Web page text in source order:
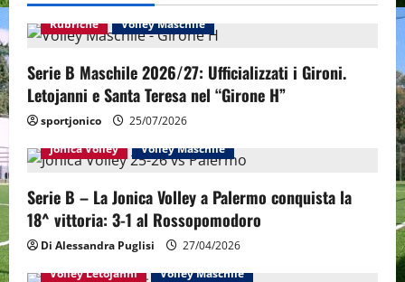
i
g
a
t
i
o
n
Rubriche Volley Maschile
Serie B Maschile 2026/27: Ufficializzati i Gironi.
Letojanni e Santa Teresa nel “Girone H”
sportjonico
25/07/2026
Jonica Volley
Volley Maschile
Serie B – La Jonica Volley a Palermo conquista la
18^ vittoria: 3-1 al Rossopomodoro
Di Alessandra Puglisi
27/04/2026
Volley Letojanni
Volley Maschile